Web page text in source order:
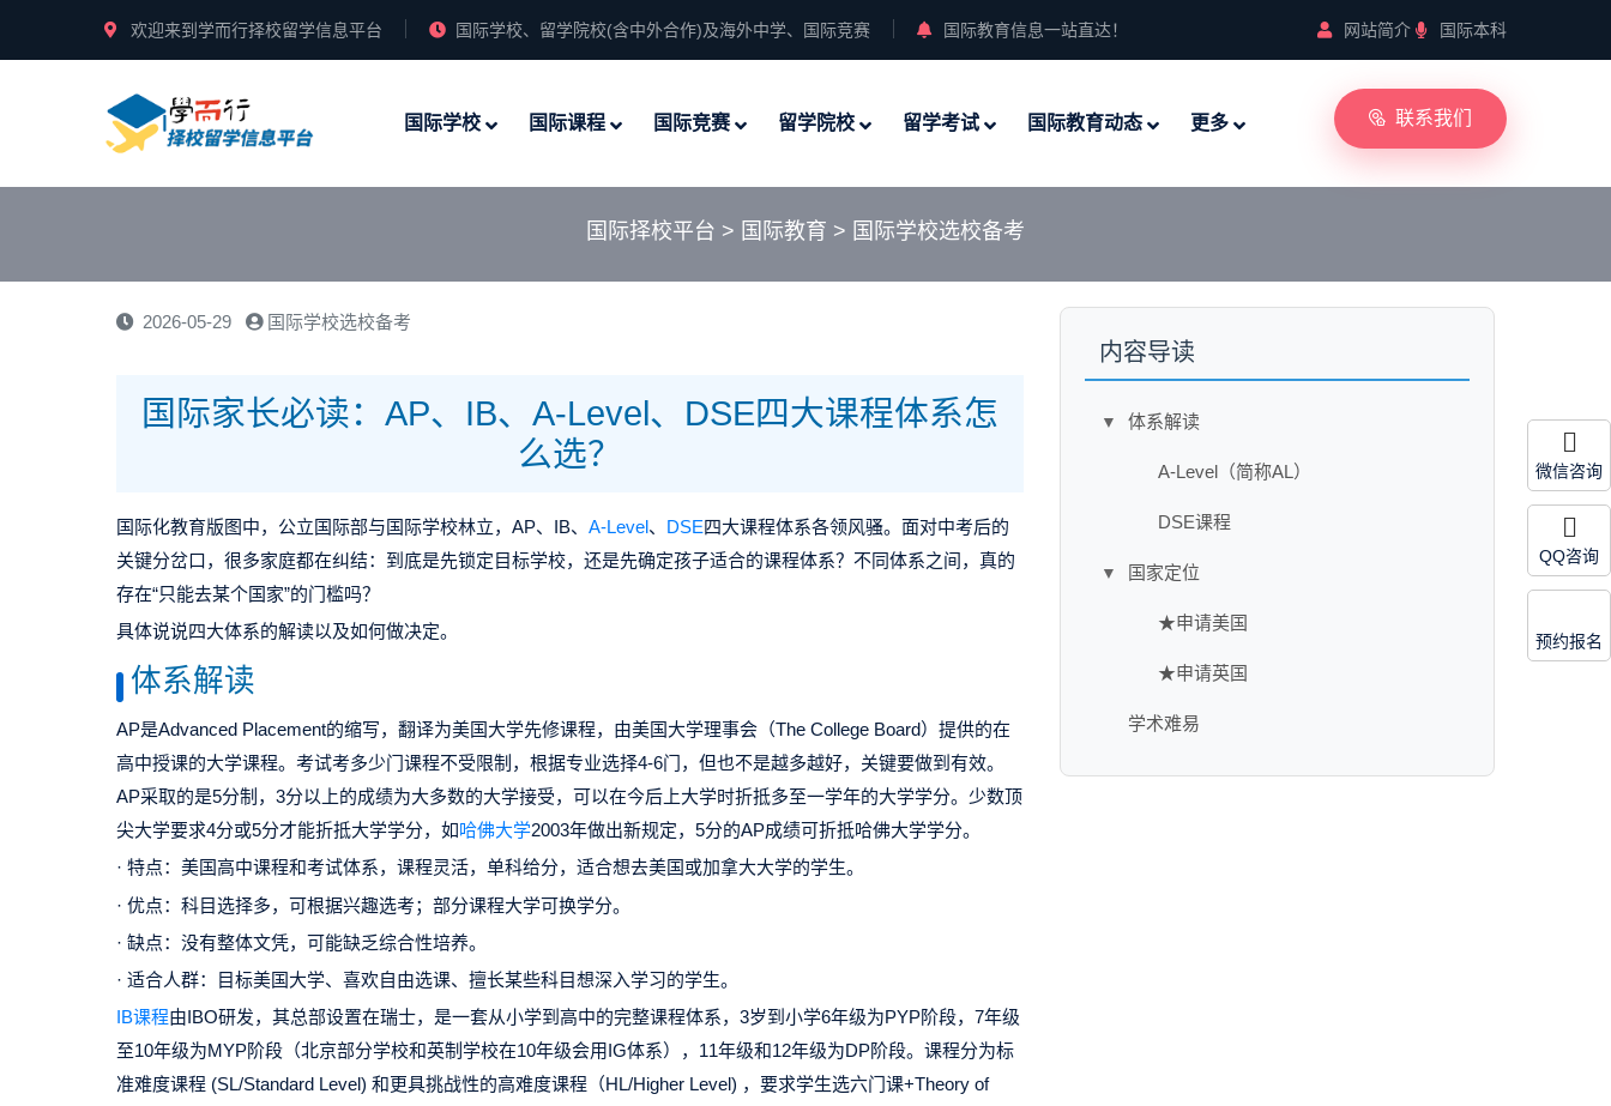
欢迎来到学而行择校留学信息平台 国际学校、留学院校(含中外合作)及海外中学、国际竞赛 国际教育信息一站直达！ 网站简介 国际本科
国际学校 国际课程 国际竞赛 留学院校 留学考试 国际教育动态 更多 联系我们
国际择校平台 > 国际教育 > 国际学校选校备考
2026-05-29 国际学校选校备考
国际家长必读：AP、IB、A-Level、DSE四大课程体系怎
么选？
国际化教育版图中，公立国际部与国际学校林立，AP、IB、 A-Level、 DSE四大课程体系各领风骚。面对中考后的
关键分岔口，很多家庭都在纠结：到底是先锁定目标学校，还是先确定孩子适合的课程体系？不同体系之间，真的
存在“只能去某个国家”的门槛吗？
具体说说四大体系的解读以及如何做决定。
体系解读
AP是Advanced Placement的缩写，翻译为美国大学先修课程，由美国大学理事会（The College Board）提供的在
高中授课的大学课程。考试考多少门课程不受限制，根据专业选择4-6门，但也不是越多越好，关键要做到有效。
AP采取的是5分制，3分以上的成绩为大多数的大学接受，可以在今后上大学时折抵多至一学年的大学学分。少数顶
尖大学要求4分或5分才能折抵大学学分，如哈佛大学2003年做出新规定，5分的AP成绩可折抵哈佛大学学分。
· 特点：美国高中课程和考试体系，课程灵活，单科给分，适合想去美国或加拿大大学的学生。
· 优点：科目选择多，可根据兴趣选考；部分课程大学可换学分。
· 缺点：没有整体文凭，可能缺乏综合性培养。
· 适合人群：目标美国大学、喜欢自由选课、擅长某些科目想深入学习的学生。
IB课程由IBO研发，其总部设置在瑞士，是一套从小学到高中的完整课程体系，3岁到小学6年级为PYP阶段，7年级
至10年级为MYP阶段（北京部分学校和英制学校在10年级会用IG体系），11年级和12年级为DP阶段。课程分为标
准难度课程 (SL/Standard Level) 和更具挑战性的高难度课程（HL/Higher Level) ，要求学生选六门课+Theory of
内容导读
▼ 体系解读
A-Level（简称AL）
DSE课程
▼ 国家定位
★申请美国
★申请英国
学术难易
微信咨询
QQ咨询
预约报名